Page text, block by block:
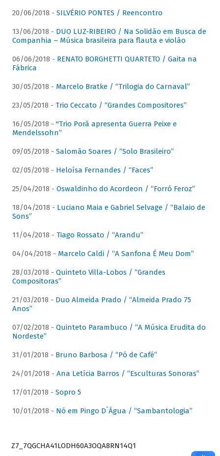
20/06/2018 - SILVÉRIO PONTES / Reencontro
13/06/2018 - DUO LUZ-RIBEIRO / Na Solidão em Busca de
Companhia – Música brasileira para flauta e violão
06/06/2018 - RENATO BORGHETTI QUARTETO / Gaita na
Fábrica
30/05/2018 - Marcelo Bratke / “Trilogia do Carnaval”
23/05/2018 - Trio Ceccato / “Grandes Compositores”
16/05/2018 - "Trio Porã apresenta Guerra Peixe e
Mendelssohn”
09/05/2018 - Salomão Soares / “Solo Brasileiro”
02/05/2018 - Heloísa Fernandes / “Faces”
25/04/2018 - Oswaldinho do Acordeon / “Forró Feroz”
18/04/2018 - Luciano Maia e Gabriel Selvage / “Balaio de
Sons”
11/04/2018 - Tiago Rossato / “Arandu”
04/04/2018 - Marcelo Caldi / “A Sanfona É Meu Dom”
28/03/2018 - Quinteto Villa-Lobos / “Grandes
Compositoras”
21/03/2018 - Duo Almeida Prado / “Almeida Prado 75
Anos”
07/02/2018 - Quinteto Parambuco / “A Música Erudita do
Nordeste”
31/01/2018 - Bruno Barbosa / “Pó de Café”
24/01/2018 - Ana Letícia Barros / “Esculturas Sonoras”
17/01/2018 - Sopro 5
10/01/2018 - Nó em Pingo D´Água / “Sambantologia”
Z7_7QGCHA41LODH60A3OQA8RN14Q1